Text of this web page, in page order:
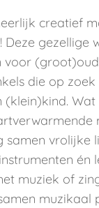
creatief
! Deze gezellige
die op
Wat
samen vrolijke
én
muziek of
muzikaal